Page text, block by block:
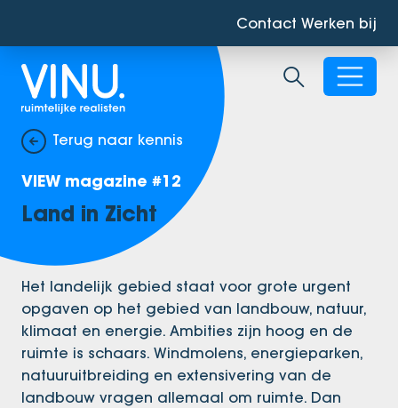
Contact Werken bij
Zoekbalk
Terug naar kennis
VIEW magazine #12
Land in Zicht
Het landelijk gebied staat voor grote urgent
opgaven op het gebied van landbouw, natuur,
klimaat en energie. Ambities zijn hoog en de
ruimte is schaars. Windmolens, energieparken,
natuuruitbreiding en extensivering van de
landbouw vragen allemaal om ruimte. Dan